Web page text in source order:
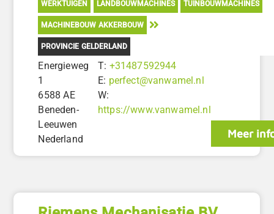
WERKTUIGEN LANDBOUWMACHINES TUINBOUWMACHINES
MACHINEBOUW AKKERBOUW
PROVINCIE GELDERLAND
Energieweg
1
6588 AE
Beneden-
Leeuwen
Nederland
T: +31487592944
E: perfect@vanwamel.nl
W:
https://www.vanwamel.nl
Meer